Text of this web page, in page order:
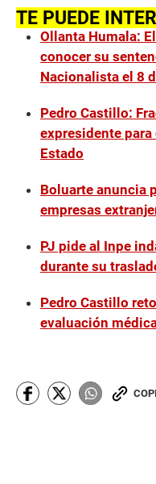
TE PUEDE
Ollanta Humala:
conocer su
Nacionalista el 8
Pedro Castillo:
expresidente
Estado
Boluarte anuncia
empresas
PJ pide al Inpe
durante su
Pedro Castillo
evaluación